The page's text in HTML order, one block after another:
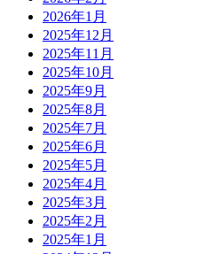
2026年1月
2025年12月
2025年11月
2025年10月
2025年9月
2025年8月
2025年7月
2025年6月
2025年5月
2025年4月
2025年3月
2025年2月
2025年1月